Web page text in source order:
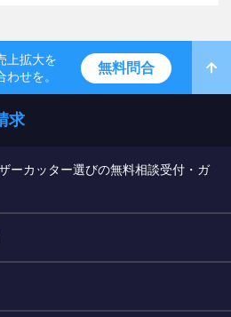
上拡大を
せを。
無料問合
求
ーカッター選びの無料相談受付・ガ